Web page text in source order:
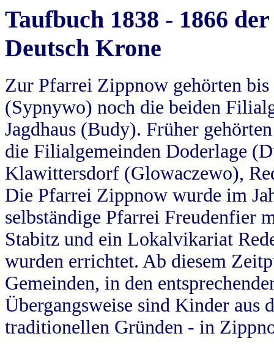
Taufbuch 1838 - 1866
Deutsch Krone
Zur Pfarrei Zippnow gehörten
(Sypnywo) noch die beiden
Jagdhaus (Budy). Früher
die Filialgemeinden Doderlage
Klawittersdorf (Glowaczewo),
Die Pfarrei Zippnow wurde im
selbständige Pfarrei Freudenfier
Stabitz und ein Lokalvikariat
wurden errichtet. Ab diesem
Gemeinden, in den
Übergangsweise sind Kinder aus
traditionellen Gründen - in